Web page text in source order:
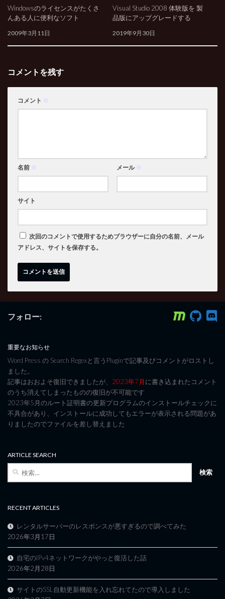
Windowsのライセンスがたくさ
んある人に便利なソフト
2009年3月11日
Visual Studio 2008 体験版を 製
品版にアップグレードする
2019年9月30日
コメントを残す
コメント ※
名前 ※ メール ※
サイト
次回のコメントで使用するためブラウザーに自分の名前、メール
アドレス、サイトを保存する。
フォロー:
重要なお知らせ
Word Press の Search Regexと言うPluginで記事及びコメントがロストし
ました。
記事はおおよそ復旧できましたが、 2023年7月に書き込まれたコメント
のうち消えてしまったものの復旧が不可能です
2023年5月のルート証明書の更新プログラムのインストールチェックに
不具合があり、インストールに成功してもエラーが表示される問題があ
りましたのでファイルを差し替えました
ARTICLE SEARCH
RECENT ARTICLES
レンタルサーバーのレスポンスが悪すぎるので調べてみた
2026年3月17日
自宅のIPv4ネットワークがやっと復活した話
2026年2月28日
サイトのSSL自動更新機能を入れ忘れてたので導入しました